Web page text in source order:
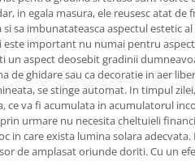
in egala masura, ele reusesc atat de
si sa imbunatateasca aspectul estetic
important nu numai pentru
un aspect deosebit gradinii
de ghidare sau ca decoratie in aer
se stinge automat. In timpul
ce va fi acumulata in acumulatorul
urmare nu necesita cheltuieli
in care exista lumina solara
de amplasat oriunde doriti. Cu un